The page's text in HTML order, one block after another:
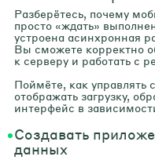
Разберётесь, почему
просто «ждать»
устроена асинхронная
Вы сможете корректно
к серверу и работать с
Поймёте, как управлять
отображать загрузку,
интерфейс в
Создавать
данных